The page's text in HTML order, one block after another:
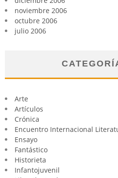
noviembre 2006
octubre 2006
julio 2006
Arte
Artículos
Crónica
Encuentro Internacional
Ensayo
Fantástico
Historieta
Infantojuvenil